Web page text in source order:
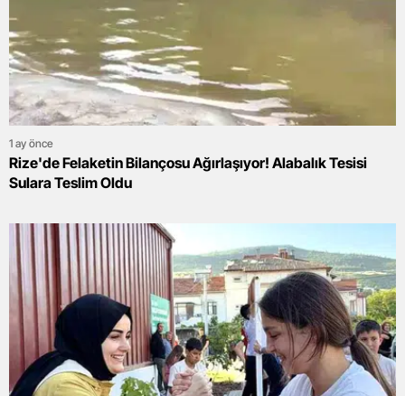
1 ay önce
Rize'de Felaketin Bilançosu Ağırlaşıyor! Alabalık Tesisi
Sulara Teslim Oldu